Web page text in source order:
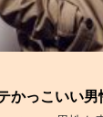
かっこいい男